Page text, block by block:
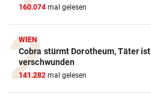
160.074 mal gelesen
WIEN
Cobra stürmt Dorotheum, Täter ist
verschwunden
141.282 mal gelesen